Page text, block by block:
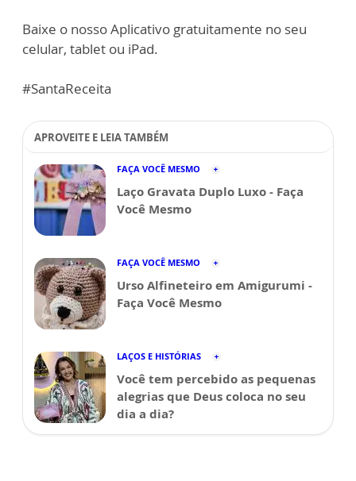
Baixe o nosso Aplicativo gratuitamente no seu
celular, tablet ou iPad.
#SantaReceita
APROVEITE E LEIA TAMBÉM
FAÇA VOCÊ MESMO
Laço Gravata Duplo Luxo - Faça
Você Mesmo
FAÇA VOCÊ MESMO
Urso Alfineteiro em Amigurumi -
Faça Você Mesmo
LAÇOS E HISTÓRIAS
Você tem percebido as pequenas
alegrias que Deus coloca no seu
dia a dia?